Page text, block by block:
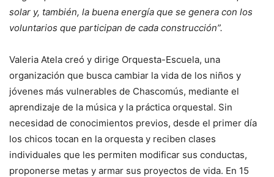
solar y, también, la buena energía que se genera con los
voluntarios que participan de cada construcción”.
Valeria Atela creó y dirige Orquesta-Escuela, una
organización que busca cambiar la vida de los niños y
jóvenes más vulnerables de Chascomús, mediante el
aprendizaje de la música y la práctica orquestal. Sin
necesidad de conocimientos previos, desde el primer día
los chicos tocan en la orquesta y reciben clases
individuales que les permiten modificar sus conductas,
proponerse metas y armar sus proyectos de vida. En 15